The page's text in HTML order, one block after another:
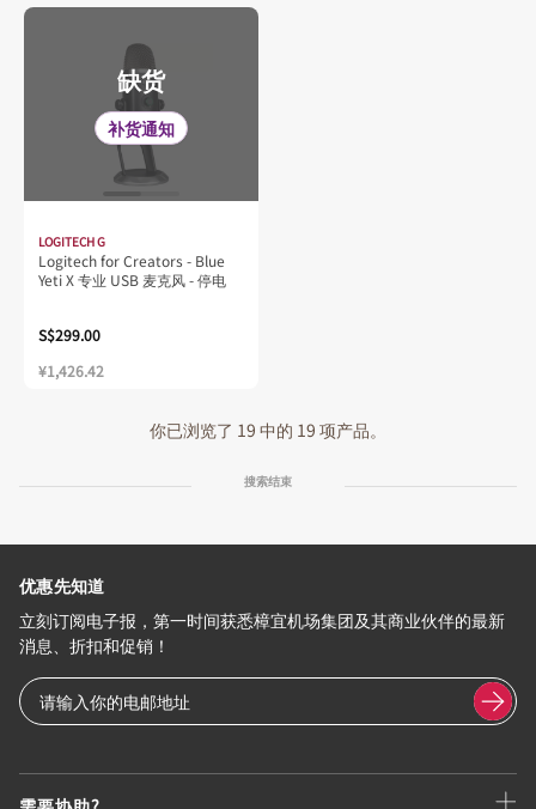
缺货
补货通知
LOGITECH G
Logitech for Creators - Blue
Yeti X 专业 USB 麦克风 - 停电
S$299.00
¥1,426.42
你已浏览了 19 中的 19 项产品。
搜索结束
优惠先知道
立刻订阅电子报，第一时间获悉樟宜机场集团及其商业伙伴的最新
消息、折扣和促销！